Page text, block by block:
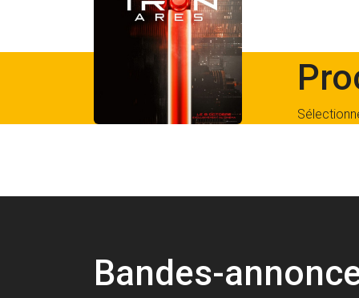
Bandes-